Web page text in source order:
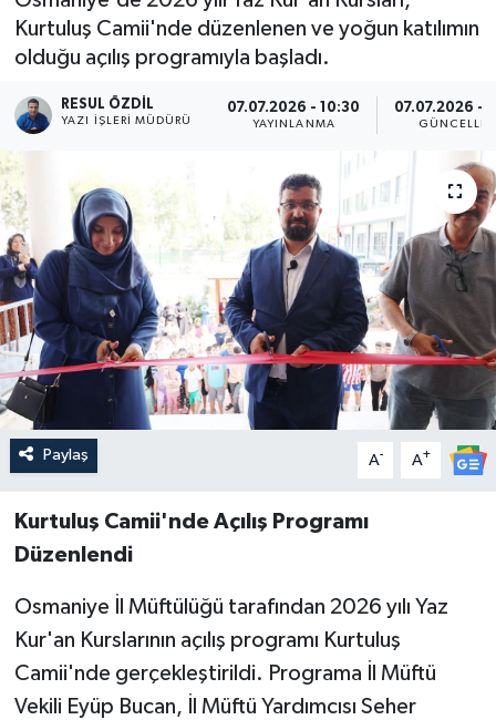
Kurtuluş Camii'nde düzenlenen ve yoğun katılımın
olduğu açılış programıyla başladı.
RESUL ÖZDIL
YAZI İŞLERI MÜDÜRÜ
07.07.2026 - 10:30
YAYINLANMA
07.07.2026 -
Paylaş A- A+
Kurtuluş Camii'nde Açılış Programı
Düzenlendi
Osmaniye İl Müftülüğü tarafından 2026 yılı Yaz
Kur'an Kurslarının açılış programı Kurtuluş
Camii'nde gerçekleştirildi. Programa İl Müftü
Vekili Eyüp Bucan, İl Müftü Yardımcısı Seher